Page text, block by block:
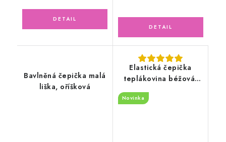
Bavlněná čepička malá
liška, oříšková
Elastická čepička
teplákovina béžová,
Novinka